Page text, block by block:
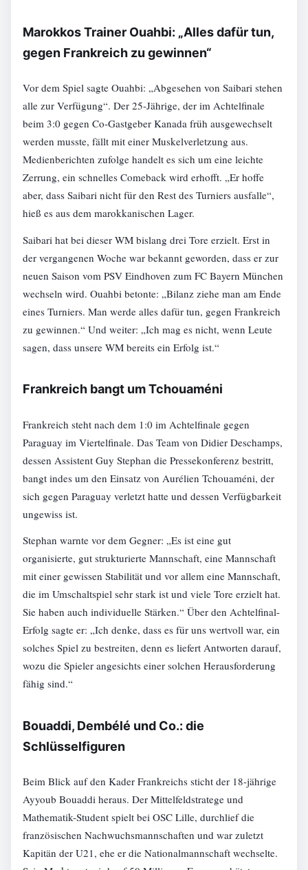
Marokkos Trainer Ouahbi: „Alles dafür tun,
gegen Frankreich zu gewinnen“
Vor dem Spiel sagte Ouahbi: „Abgesehen von Saibari stehen
alle zur Verfügung“. Der 25-Jährige, der im Achtelfinale
beim 3:0 gegen Co-Gastgeber Kanada früh ausgewechselt
werden musste, fällt mit einer Muskelverletzung aus.
Medienberichten zufolge handelt es sich um eine leichte
Zerrung, ein schnelles Comeback wird erhofft. „Er hoffe
aber, dass Saibari nicht für den Rest des Turniers ausfalle“,
hieß es aus dem marokkanischen Lager.
Saibari hat bei dieser WM bislang drei Tore erzielt. Erst in
der vergangenen Woche war bekannt geworden, dass er zur
neuen Saison vom PSV Eindhoven zum FC Bayern München
wechseln wird. Ouahbi betonte: „Bilanz ziehe man am Ende
eines Turniers. Man werde alles dafür tun, gegen Frankreich
zu gewinnen.“ Und weiter: „Ich mag es nicht, wenn Leute
sagen, dass unsere WM bereits ein Erfolg ist.“
Frankreich bangt um Tchouaméni
Frankreich steht nach dem 1:0 im Achtelfinale gegen
Paraguay im Viertelfinale. Das Team von Didier Deschamps,
dessen Assistent Guy Stephan die Pressekonferenz bestritt,
bangt indes um den Einsatz von Aurélien Tchouaméni, der
sich gegen Paraguay verletzt hatte und dessen Verfügbarkeit
ungewiss ist.
Stephan warnte vor dem Gegner: „Es ist eine gut
organisierte, gut strukturierte Mannschaft, eine Mannschaft
mit einer gewissen Stabilität und vor allem eine Mannschaft,
die im Umschaltspiel sehr stark ist und viele Tore erzielt hat.
Sie haben auch individuelle Stärken.“ Über den Achtelfinal-
Erfolg sagte er: „Ich denke, dass es für uns wertvoll war, ein
solches Spiel zu bestreiten, denn es liefert Antworten darauf,
wozu die Spieler angesichts einer solchen Herausforderung
fähig sind.“
Bouaddi, Dembélé und Co.: die
Schlüsselfiguren
Beim Blick auf den Kader Frankreichs sticht der 18-jährige
Ayyoub Bouaddi heraus. Der Mittelfeldstratege und
Mathematik-Student spielt bei OSC Lille, durchlief die
französischen Nachwuchsmannschaften und war zuletzt
Kapitän der U21, ehe er die Nationalmannschaft wechselte.